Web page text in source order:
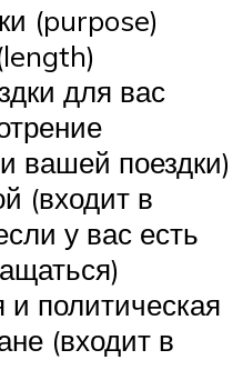
(purpose)
для вас
вашей поездки)
(входит в
у вас есть
политическая
(входит в